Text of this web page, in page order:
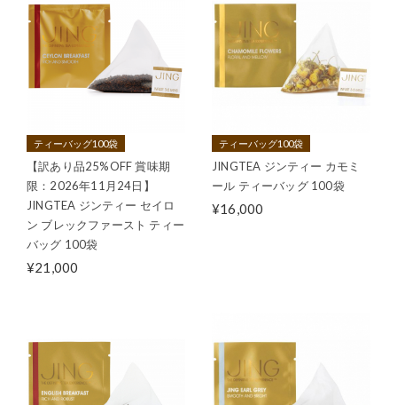
ティーバッグ100袋
【訳あり品25%OFF 賞味期
限：2026年11月24日】
JINGTEA ジンティー セイロ
ン ブレックファースト ティー
バッグ 100袋
¥21,000
ティーバッグ100袋
JINGTEA ジンティー カモミ
ール ティーバッグ 100袋
¥16,000